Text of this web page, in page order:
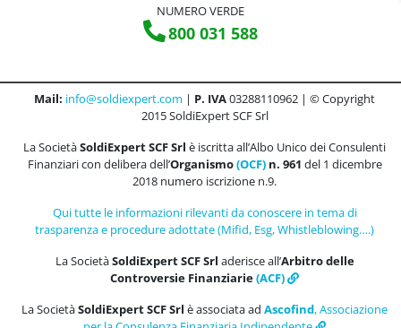
NUMERO VERDE
800 031 588
Mail: info@soldiexpert.com | P. IVA03288110962 | © Copyright
2015 SoldiExpert SCF Srl
La SocietàSoldiExpert SCF Srl è iscritta all’Albo Unico dei Consulenti
Finanziari con delibera dell’Organismo(OCF)n. 961 del 1 dicembre
2018 numero iscrizione n.9.
Qui tutte le informazioni rilevanti da conoscere in tema di
trasparenza e procedure adottate (Mifid, Esg, Whistleblowing….)
La SocietàSoldiExpert SCF Srl aderisce all’Arbitro delle
Controversie Finanziarie(ACF)
La SocietàSoldiExpert SCF Srl è associata ad Ascofind, Associazione